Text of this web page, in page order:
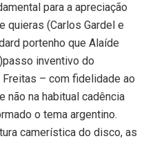
para a apreciação
quieras (Carlos Gardel e
portenho que Alaíde
inventivo do
– com fidelidade ao
na habitual cadência
o tema argentino.
camerística do disco, as